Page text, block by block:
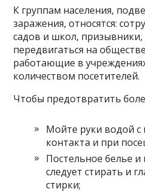
К группам населения,
заражения, относятся:
садов и школ,
передвигаться на
работающие в
количеством посетителей.
Чтобы предотвратить
Мойте руки водой
контакта и при
Постельное белье и
следует стирать и
стирки;